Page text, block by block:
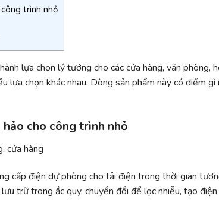
trình nhỏ
lựa chọn lý tưởng cho các cửa hàng, văn phòng,
lựa chọn khác nhau. Dòng sản phẩm này có điểm
cho công trình nhỏ
cấp điện dự phòng cho tải điện trong thời gian
trữ trong ắc quy, chuyển đổi để lọc nhiễu, tạo